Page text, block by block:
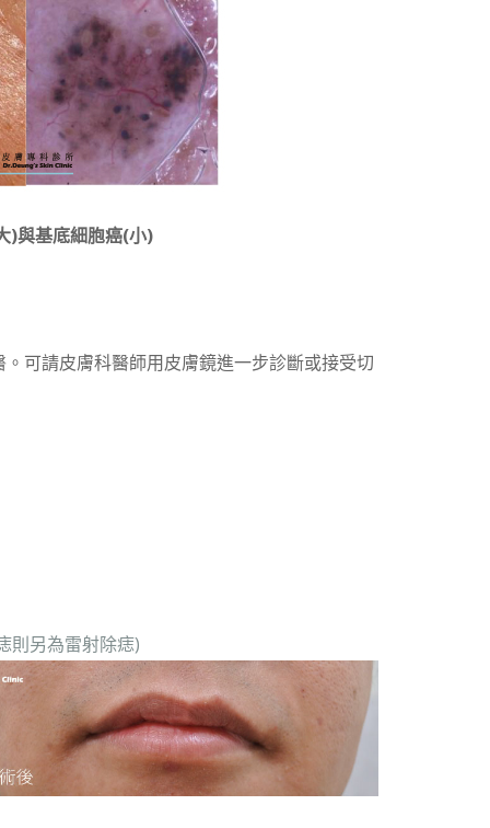
)與基底細胞癌(小)
可請皮膚科醫師用皮膚鏡進一步診斷或接受切
則另為雷射除痣)